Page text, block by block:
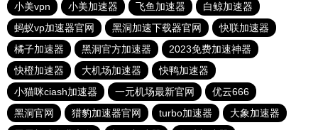
小美vpn
小美加速器 飞鱼加速器
白鲸加速器
蚂蚁vp加速器官网
黑洞加速下载器官网
快联加速器
橘子加速器
黑洞官方加速器
2023免费加速神器
快橙加速器
大机场加速器
快鸭加速器
小猫咪ciash加速器
一元机场最新官网
优云666
黑洞官网
猎豹加速器官网 turbo加速器
大象加速器